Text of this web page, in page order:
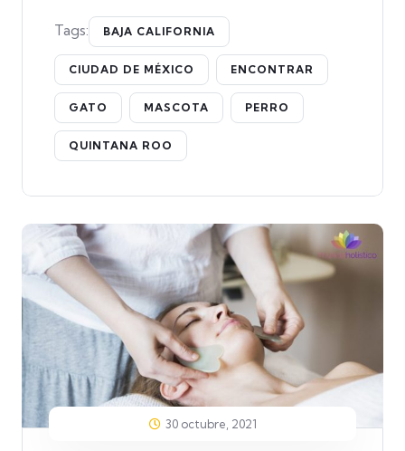
Tags: BAJA CALIFORNIA
CIUDAD DE MÉXICO ENCONTRAR
GATO MASCOTA PERRO
QUINTANA ROO
30 octubre, 2021